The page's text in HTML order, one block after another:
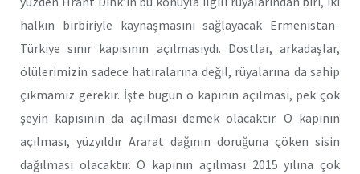
halkın birbiriyle kaynaşmasını sağlayacak Ermenistan-
Türkiye sınır kapısının açılmasıydı. Dostlar, arkadaşlar,
ölülerimizin sadece hatıralarına değil, rüyalarına da sahip
çıkmamız gerekir. İşte bugün o kapının açılması, pek çok
şeyin kapısının da açılması demek olacaktır. O kapının
açılması, yüzyıldır Ararat dağının doruğuna çöken sisin
dağılması olacaktır. O kapının açılması 2015 yılına çok